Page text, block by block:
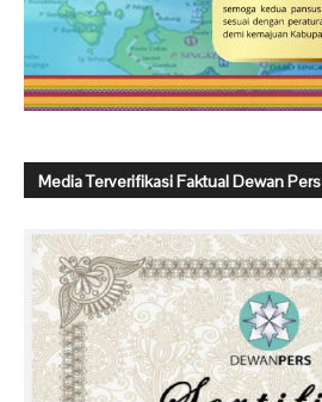
Media Terverifikasi Faktual Dewan Pers